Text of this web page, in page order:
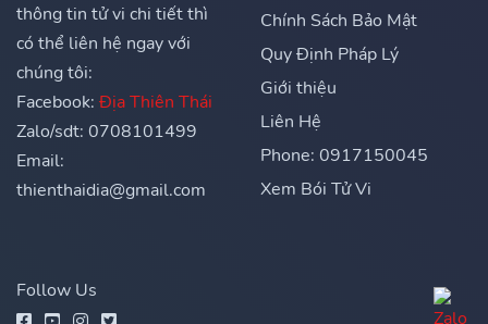
thông tin tử vi chi tiết thì
có thể liên hệ ngay với
chúng tôi:
Facebook: Địa Thiên Thái
Zalo/sdt: 0708101499
Email:
thienthaidia@gmail.com
Chính Sách Bảo Mật
Quy Định Pháp Lý
Giới thiệu
Liên Hệ
Phone: 0917150045
Xem Bói Tử Vi
Follow Us